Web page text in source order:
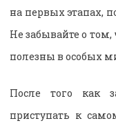
на первых этапах,
Не забывайте о
полезны в особых
После того как
приступать к